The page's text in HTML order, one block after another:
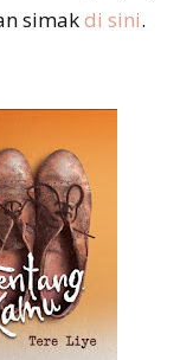
simakdi sini.